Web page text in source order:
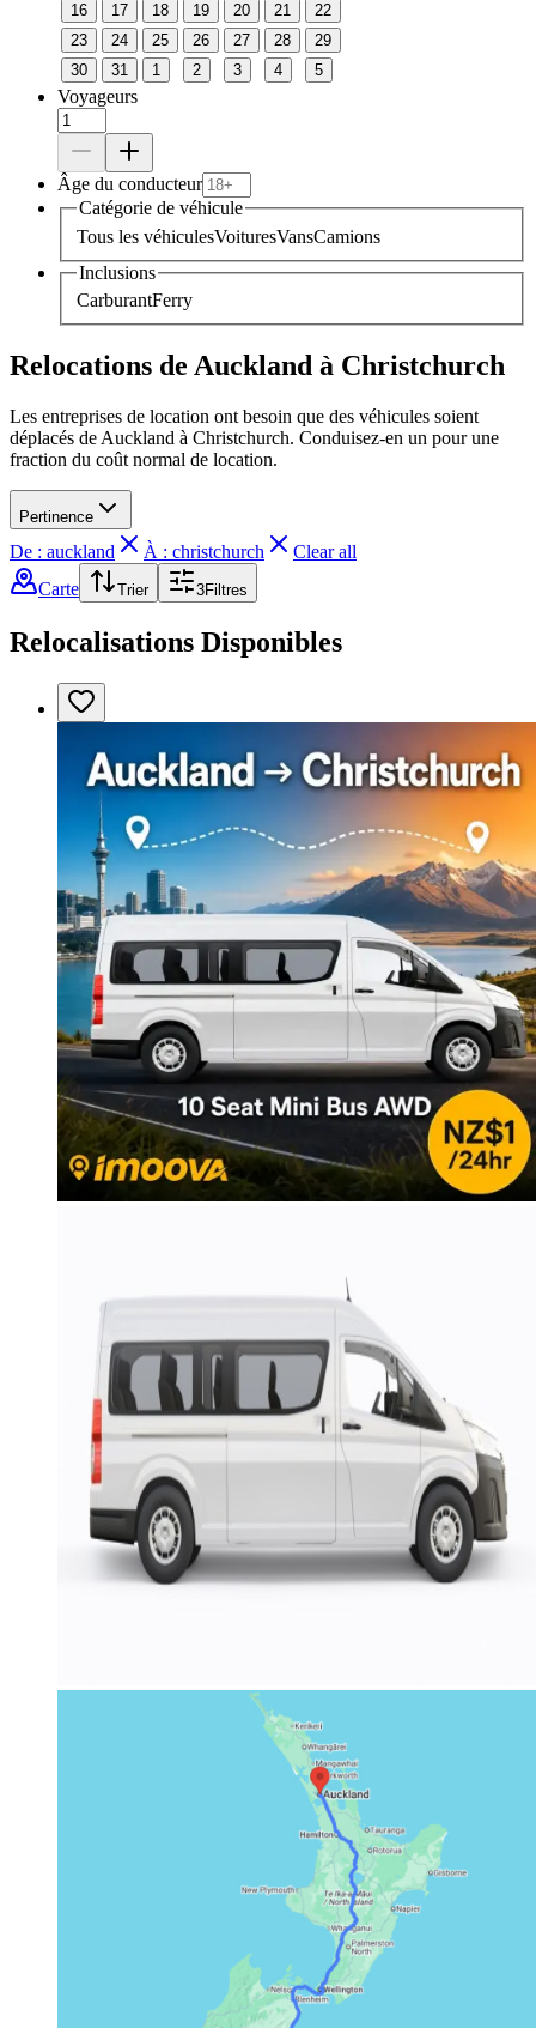
16
17 18 19 20 21
22
23
24 25 26 27 28
29
30
31 1 2 3 4 5
Voyageurs
Âge du conducteur
Catégorie de véhicule
Tous les véhiculesVoituresVansCamions
Inclusions
CarburantFerry
Relocations de Auckland à Christchurch
Les entreprises de location ont besoin que des véhicules soient
déplacés de Auckland à Christchurch. Conduisez-en un pour une
fraction du coût normal de location.
Pertinence
De : auckland À : christchurch
Clear all
Carte
Trier 3Filtres
Relocalisations Disponibles